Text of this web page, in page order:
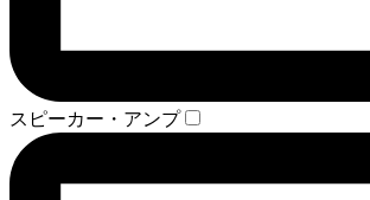
スピーカー・アンプ